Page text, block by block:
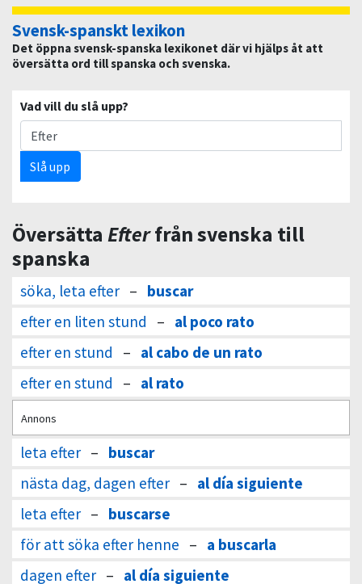
Svensk-spanskt lexikon
Det öppna svensk-spanska lexikonet där vi hjälps åt att
översätta ord till spanska och svenska.
Vad vill du slå upp?
Slå upp
Översätta Efterfrån svenska till
spanska
söka, leta efter – buscar
efter en liten stund
– al poco rato
efter en stund
– al cabo de un rato
efter en stund
– al rato
Annons
leta efter – buscar
nästa dag, dagen efter – al día siguiente
leta efter – buscarse
för att söka efter henne – a buscarla
dagen efter – al día siguiente